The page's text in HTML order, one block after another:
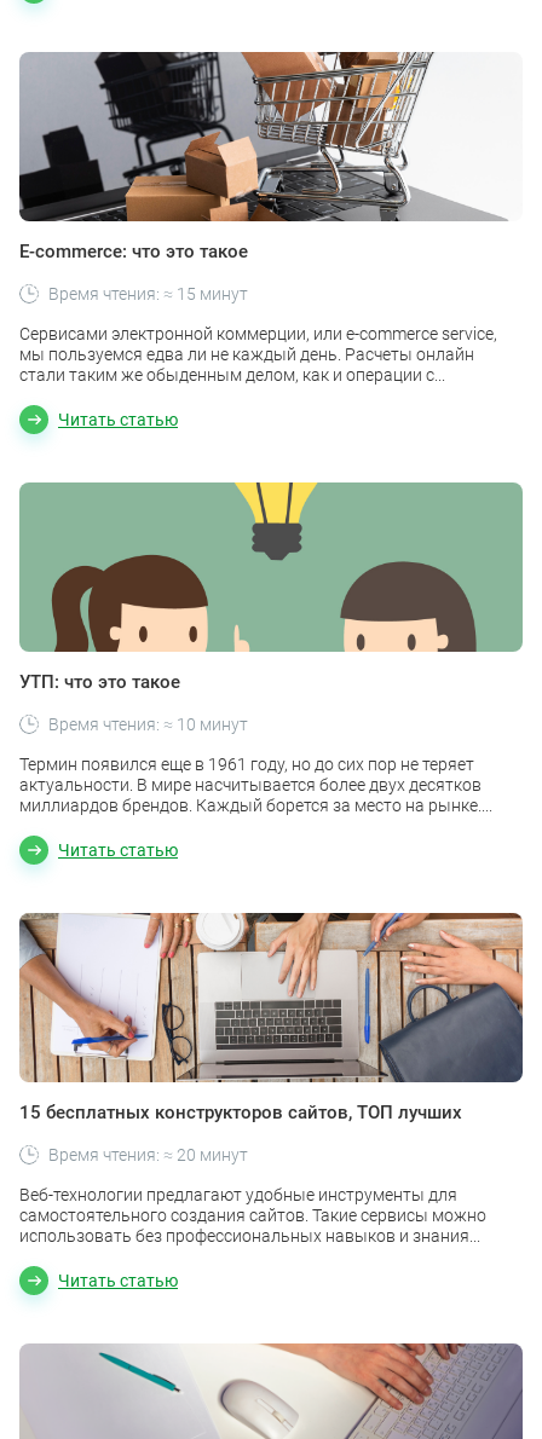
E-commerce: что это такоe
Сервисами электронной коммерции, или e-commerce service,
мы пользуемся едва ли не каждый день. Расчеты онлайн
стали таким же обыденным делом, как и операции с...
Читать статью
Время чтения: ≈ 15 минут
УТП: что это такое
Термин появился еще в 1961 году, но до сих пор не теряет
актуальности. В мире насчитывается более двух десятков
миллиардов брендов. Каждый борется за место на рынке....
Читать статью
Время чтения: ≈ 10 минут
15 бесплатных конструкторов сайтов, ТОП лучших
Веб-технологии предлагают удобные инструменты для
самостоятельного создания сайтов. Такие сервисы можно
использовать без профессиональных навыков и знания...
Читать статью
Время чтения: ≈ 20 минут